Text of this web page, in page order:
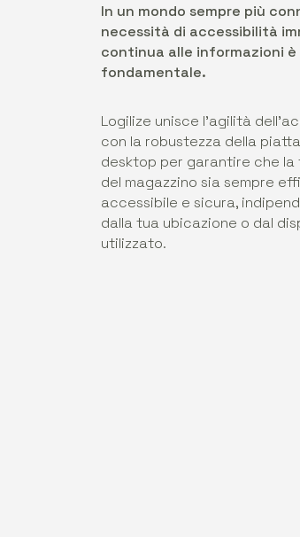
In un mondo sempre più
necessità di accessibilità
continua alle informazioni è
fondamentale.
Logilize unisce l'agilità
con la robustezza della
desktop per garantire che la
del magazzino sia sempre
accessibile e sicura,
dalla tua ubicazione o dal
utilizzato.